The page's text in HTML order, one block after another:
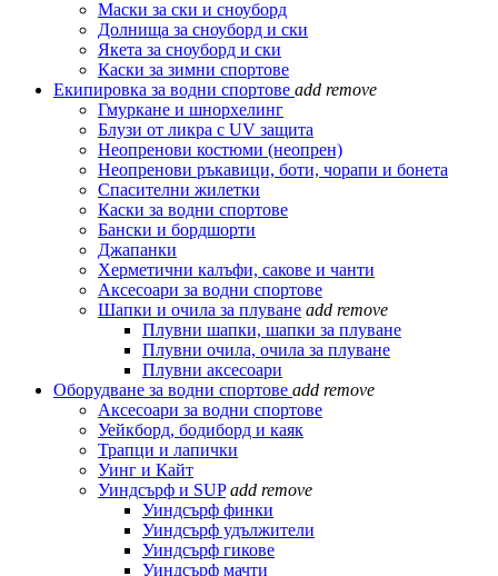
Маски за ски и сноуборд
Долнища за сноуборд и ски
Якета за сноуборд и ски
Каски за зимни спортове
Екипировка за водни спортове add remove
Гмуркане и шнорхелинг
Блузи от ликра с UV защита
Неопренови костюми (неопрен)
Неопренови ръкавици, боти, чорапи и бонета
Спасителни жилетки
Каски за водни спортове
Бански и бордшорти
Джапанки
Херметични калъфи, сакове и чанти
Аксесоари за водни спортове
Шапки и очила за плуване add remove
Плувни шапки, шапки за плуване
Плувни очила, очила за плуване
Плувни аксесоари
Оборудване за водни спортове add remove
Аксесоари за водни спортове
Уейкборд, бодиборд и каяк
Трапци и лапички
Уинг и Кайт
Уиндсърф и SUP add remove
Уиндсърф финки
Уиндсърф удължители
Уиндсърф гикове
Уиндсърф мачти